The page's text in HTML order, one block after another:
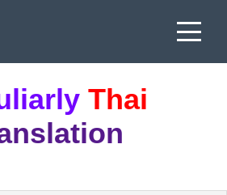
Thai